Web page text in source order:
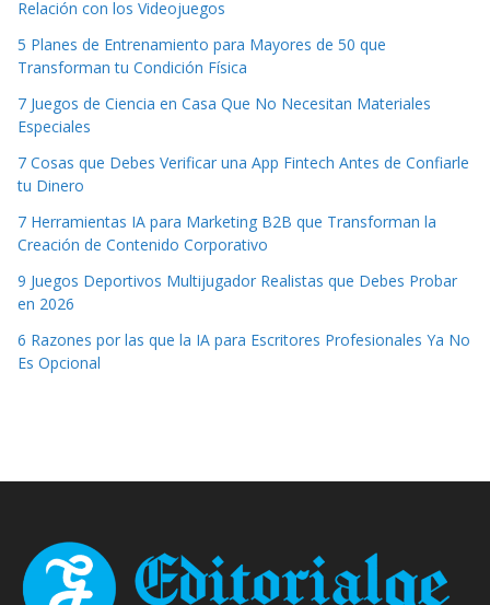
Relación con los Videojuegos
5 Planes de Entrenamiento para Mayores de 50 que
Transforman tu Condición Física
7 Juegos de Ciencia en Casa Que No Necesitan Materiales
Especiales
7 Cosas que Debes Verificar una App Fintech Antes de Confiarle
tu Dinero
7 Herramientas IA para Marketing B2B que Transforman la
Creación de Contenido Corporativo
9 Juegos Deportivos Multijugador Realistas que Debes Probar
en 2026
6 Razones por las que la IA para Escritores Profesionales Ya No
Es Opcional